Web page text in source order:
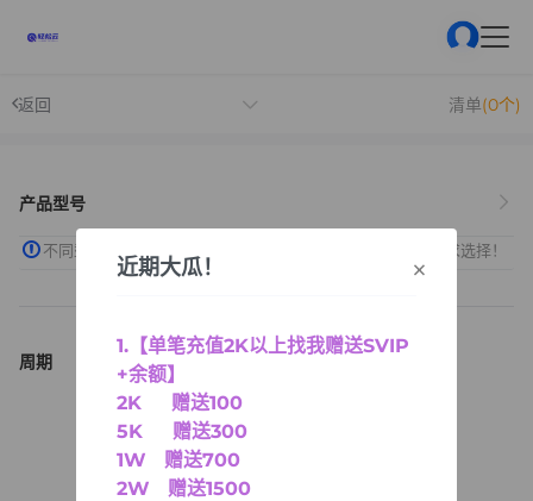
返回 清单(0个)
产品型号
不同型号的产品，功能和性能有所差异，建议您根据实际需求选择！
周期
近期大瓜！
1.【单笔充值2K以上找我赠送SVIP
+余额】
2K 赠送100
5K 赠送300
1W 赠送700
2W 赠送1500
×